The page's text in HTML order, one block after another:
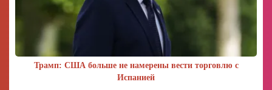
Трамп: США больше не намерены вести торговлю с
Испанией